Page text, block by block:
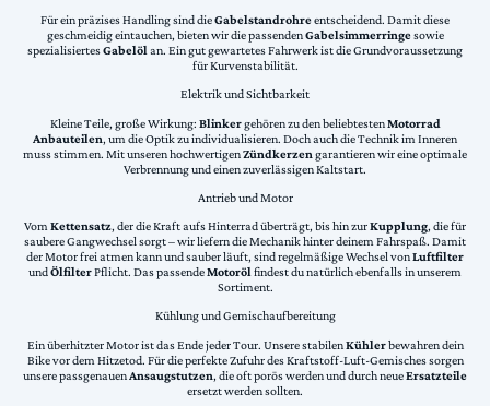
Für ein präzises Handling sind dieGabelstandrohreentscheidend. Damit diese
geschmeidig eintauchen, bieten wir die passendenGabelsimmerringesowie
spezialisiertesGabelölan. Ein gut gewartetes Fahrwerk ist die Grundvoraussetzung
für Kurvenstabilität.
Elektrik und Sichtbarkeit
Kleine Teile, große Wirkung: Blinkergehören zu den beliebtestenMotorrad
Anbauteilen, um die Optik zu individualisieren. Doch auch die Technik im Inneren
muss stimmen. Mit unseren hochwertigenZündkerzen garantieren wir eine optimale
Verbrennung und einen zuverlässigen Kaltstart.
Antrieb und Motor
VomKettensatz, der die Kraft aufs Hinterrad überträgt, bis hin zurKupplung, die für
saubere Gangwechsel sorgt – wir liefern die Mechanik hinter deinem Fahrspaß. Damit
der Motor frei atmen kann und sauber läuft, sind regelmäßige Wechsel vonLuftfilter
undÖlfilterPflicht. Das passendeMotorölfindest du natürlich ebenfalls in unserem
Sortiment.
Kühlung und Gemischaufbereitung
Ein überhitzter Motor ist das Ende jeder Tour. Unsere stabilenKühlerbewahren dein
Bike vor dem Hitzetod. Für die perfekte Zufuhr des Kraftstoff-Luft-Gemisches sorgen
unsere passgenauenAnsaugstutzen, die oft porös werden und durch neueErsatzteile
ersetzt werden sollten.